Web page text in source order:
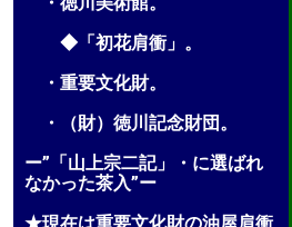
◆「初花肩衝」。
・重要文化財。
・（財）徳川記念財団。
ー”「山上宗二記」・に選ばれ
なかった茶入”ー